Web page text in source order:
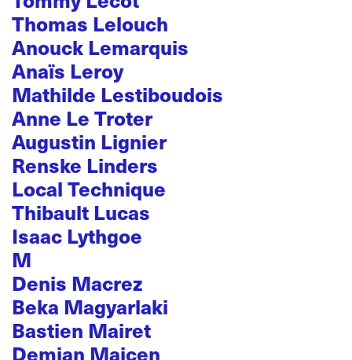
Thomas Lelouch
Anouck Lemarquis
Anaïs Leroy
Mathilde Lestiboudois
Anne Le Troter
Augustin Lignier
Renske Linders
Local Technique
Thibault Lucas
Isaac Lythgoe
M
Denis Macrez
Beka Magyarlaki
Bastien Mairet
Demian Majcen